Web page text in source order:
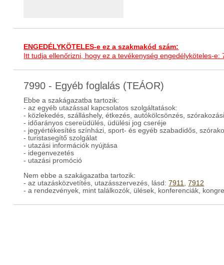
ENGEDÉLYKÖTELES-e ez a szakmakód szám:
Itt tudja ellenőrizni, hogy ez a tevékenység engedélyköteles-e:
7990 - Egyéb foglalás (TEÁOR)
Ebbe a szakágazatba tartozik:
- az egyéb utazással kapcsolatos szolgáltatások:
- közlekedés, szálláshely, étkezés, autókölcsönzés,
- időarányos csereüdülés, üdülési jog cseréje
- jegyértékesítés színházi, sport- és egyéb szabadidős,
- turistasegítő szolgálat
- utazási információk nyújtása
- idegenvezetés
- utazási promóció
Nem ebbe a szakágazatba tartozik:
- az utazásközvetítés, utazásszervezés, lásd:7911,7912
- a rendezvények, mint találkozók, ülések, konferenciák,